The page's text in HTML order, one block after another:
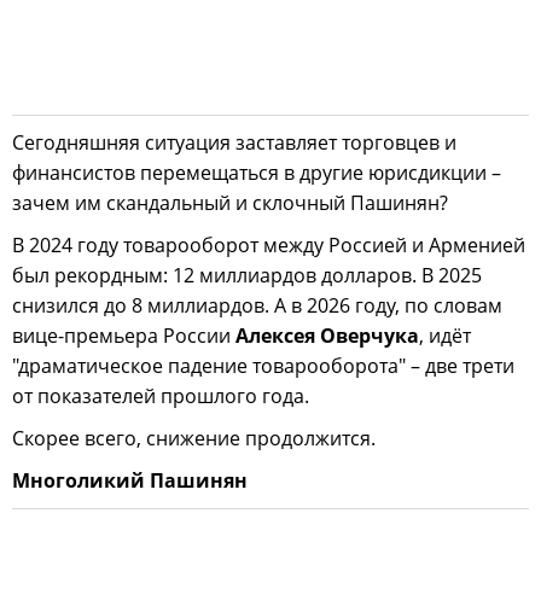
Сегодняшняя ситуация заставляет торговцев и
финансистов перемещаться в другие юрисдикции –
зачем им скандальный и склочный Пашинян?
В 2024 году товарооборот между Россией и Арменией
был рекордным: 12 миллиардов долларов. В 2025
снизился до 8 миллиардов. А в 2026 году, по словам
вице-премьера России Алексея Оверчука, идёт
"драматическое падение товарооборота" – две трети
от показателей прошлого года.
Скорее всего, снижение продолжится.
Многоликий Пашинян